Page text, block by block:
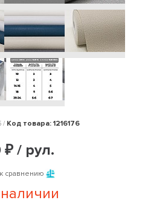
/ Код товара: 1216176
₽ / рул.
сравнению